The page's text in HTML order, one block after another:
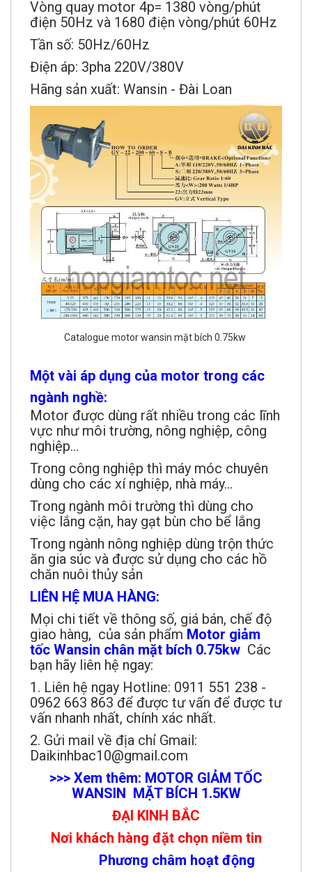
Vòng quay motor 4p= 1380 vòng/phút
điện 50Hz và 1680 điện vòng/phút 60Hz
Tần số: 50Hz/60Hz
Điện áp: 3pha 220V/380V
Hãng sản xuất: Wansin - Đài Loan
Catalogue motor wansin mặt bích 0.75kw
Một vài áp dụng của motor trong các
ngành nghề:
Motor được dùng rất nhiều trong các lĩnh
vực như môi trường, nông nghiệp, công
nghiệp...
Trong công nghiệp thì máy móc chuyên
dùng cho các xí nghiệp, nhà máy...
Trong ngành môi trường thì dùng cho
việc lắng cặn, hay gạt bùn cho bể lắng
Trong ngành nông nghiệp dùng trộn thức
ăn gia súc và được sử dụng cho các hồ
chăn nuôi thủy sản
LIÊN HỆ MUA HÀNG:
Mọi chi tiết về thông số, giá bán, chế độ
giao hàng, của sản phẩm Motor giảm
tốc Wansin chân mặt bích 0.75kw Các
bạn hãy liên hệ ngay:
1. Liên hệ ngay Hotline: 0911 551 238 -
0962 663 863 để được tư vấn để được tư
vấn nhanh nhất, chính xác nhất.
2. Gửi mail về địa chỉ Gmail:
Daikinhbac10@gmail.com
>>> Xem thêm: MOTOR GIẢM TỐC
WANSIN MẶT BÍCH 1.5KW
ĐẠI KINH BẮC
Nơi khách hàng đặt chọn niềm tin
Phương châm hoạt động